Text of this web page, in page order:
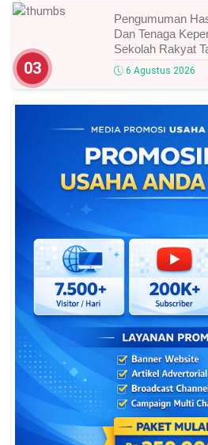
03
Pengumuman
Dan Tenaga
Sekolah Rakyat
Kementerian
Peserta Yang
6 Agustus 2026